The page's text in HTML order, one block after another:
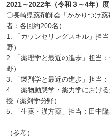
2021～2022年（令和３～4年）度
〇長崎県薬剤師会「かかりつけ
者：各回約200名）
1. 「カウンセリングスキル」担
野）
2. 「薬理学と最近の進歩」担当
野）
3. 「製剤学と最近の進歩」担当
4. 「薬物動態学・薬力学におけ
授（薬剤学分野）
5. 「生薬・漢方薬」担当：田中隆
（参考）